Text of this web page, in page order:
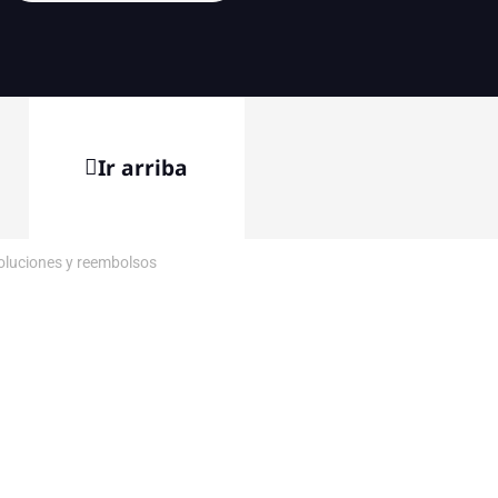
Ir arriba
y reembolsos